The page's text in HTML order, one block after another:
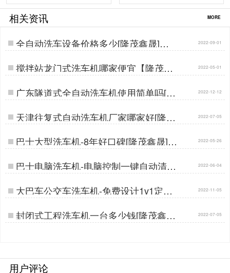
相关资讯 MORE
全自动洗车设备价格多少[隆茂鑫晟]… 2022-09-01
搅拌站龙门式洗车机哪家便宜【隆茂鑫
晟】…
2022-05-01
广东隧道式全自动洗车机使用简单吗[隆
茂鑫晟]…
2022-12-12
天津往复式自动洗车机厂家哪家好[隆茂
鑫晟]…
2022-07-05
巴士大型洗车机-8年好口碑[隆茂鑫晟]… 2022-05-26
巴士电脑洗车机-电脑控制一键自动清洗
[隆茂鑫晟]…
2022-06-04
大巴车公交车洗车机-免费设计1v1定制
[隆茂鑫晟]…
2022-11-05
封闭式工程洗车机一台多少钱[隆茂鑫晟]
…
2022-07-05
用户评论